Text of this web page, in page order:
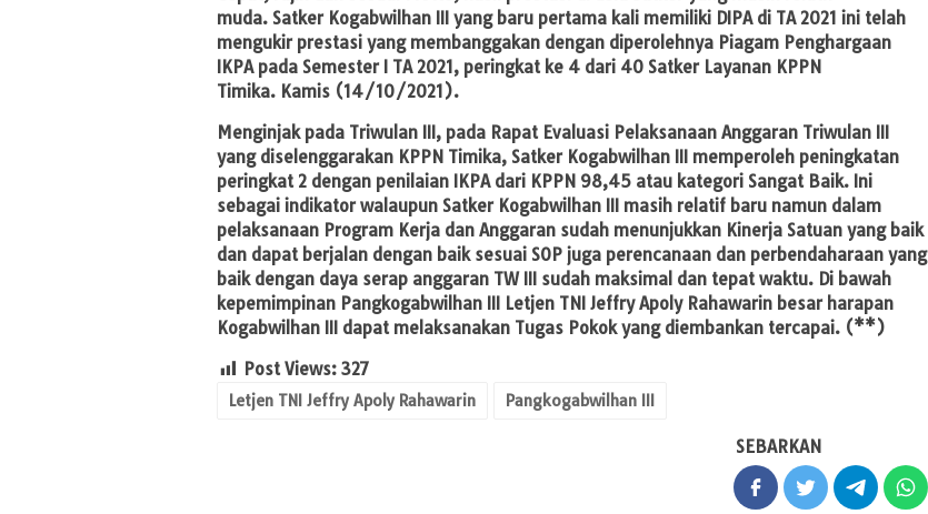
muda. Satker Kogabwilhan III yang baru pertama kali memiliki DIPA di TA 2021 ini telah
mengukir prestasi yang membanggakan dengan diperolehnya Piagam Penghargaan
IKPA pada Semester I TA 2021, peringkat ke 4 dari 40 Satker Layanan KPPN
Timika. Kamis (14/10/2021).
Menginjak pada Triwulan III, pada Rapat Evaluasi Pelaksanaan Anggaran Triwulan III
yang diselenggarakan KPPN Timika, Satker Kogabwilhan III memperoleh peningkatan
peringkat 2 dengan penilaian IKPA dari KPPN 98,45 atau kategori Sangat Baik. Ini
sebagai indikator walaupun Satker Kogabwilhan III masih relatif baru namun dalam
pelaksanaan Program Kerja dan Anggaran sudah menunjukkan Kinerja Satuan yang baik
dan dapat berjalan dengan baik sesuai SOP juga perencanaan dan perbendaharaan yang
baik dengan daya serap anggaran TW III sudah maksimal dan tepat waktu. Di bawah
kepemimpinan Pangkogabwilhan III Letjen TNI Jeffry Apoly Rahawarin besar harapan
Kogabwilhan III dapat melaksanakan Tugas Pokok yang diembankan tercapai. (**)
Post Views: 327
Letjen TNI Jeffry Apoly Rahawarin Pangkogabwilhan III
SEBARKAN